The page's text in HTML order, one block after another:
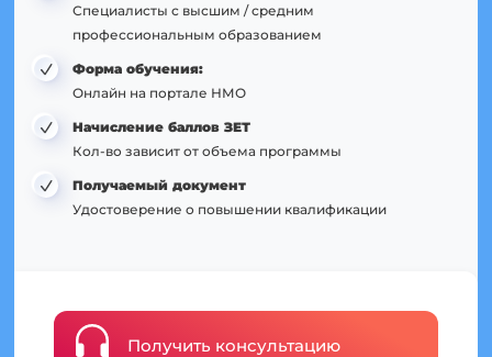
Специалисты с высшим / средним
профессиональным образованием
Форма обучения:
Онлайн на портале НМО
Начисление баллов ЗЕТ
Кол-во зависит от объема программы
Получаемый документ
Удостоверение о повышении квалификации
Получить консультацию